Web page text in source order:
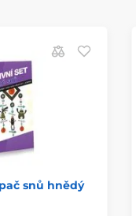
snů hnědý